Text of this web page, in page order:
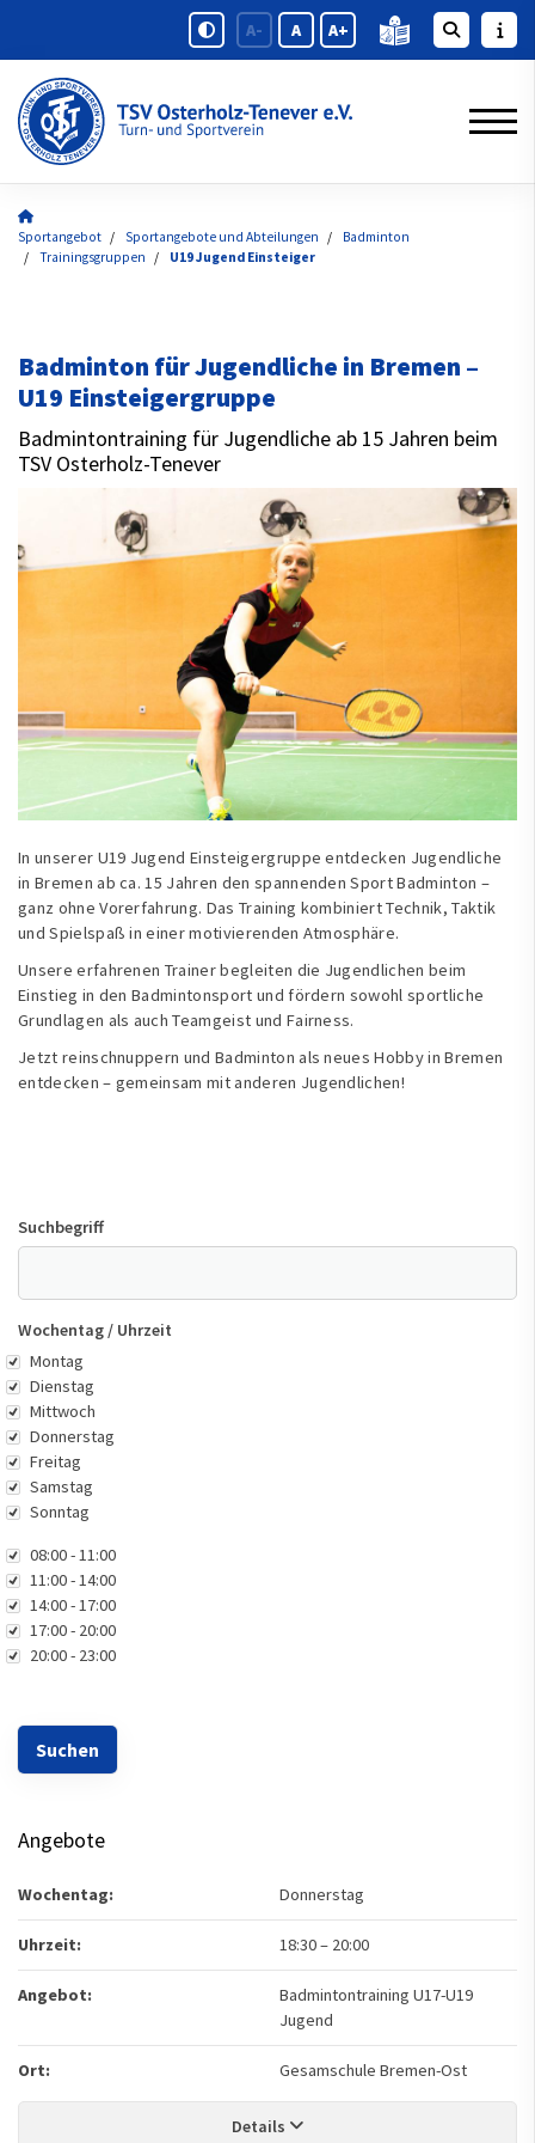
A- A A+
Sportangebot Sportangebote und Abteilungen
Badminton
Trainingsgruppen
U19 Jugend Einsteiger
Badminton für Jugendliche in Bremen –
U19 Einsteigergruppe
Badmintontraining für Jugendliche ab 15 Jahren beim
TSV Osterholz-Tenever
In unserer U19 Jugend Einsteigergruppe entdecken Jugendliche
in Bremen ab ca. 15 Jahren den spannenden Sport Badminton –
ganz ohne Vorerfahrung. Das Training kombiniert Technik, Taktik
und Spielspaß in einer motivierenden Atmosphäre.
Unsere erfahrenen Trainer begleiten die Jugendlichen beim
Einstieg in den Badmintonsport und fördern sowohl sportliche
Grundlagen als auch Teamgeist und Fairness.
Jetzt reinschnuppern und Badminton als neues Hobby in Bremen
entdecken – gemeinsam mit anderen Jugendlichen!
Suchbegriff
Wochentag / Uhrzeit
Wochentag
Montag
Dienstag
Mittwoch
Donnerstag
Freitag
Samstag
Sonntag
Uhrzeit08:00 - 11:00
11:00 - 14:00
14:00 - 17:00
17:00 - 20:00
20:00 - 23:00
Angebote
Wochentag: Donnerstag
Uhrzeit: 18:30– 20:00
Angebot:
Badmintontraining U17-U19
Jugend
Ort: Gesamschule Bremen-Ost
Details